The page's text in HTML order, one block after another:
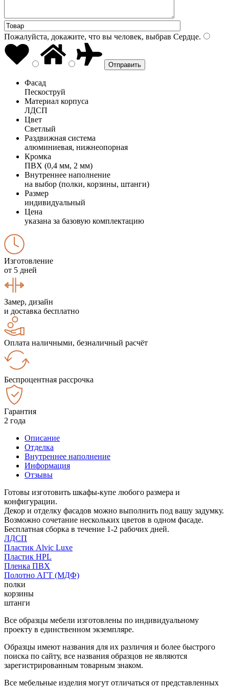
Пожалуйста, докажите, что вы человек, выбрав Сердце.
Фасад
Пескоструй
Материал корпуса
ЛДСП
Цвет
Светлый
Раздвижная система
алюминиевая, нижнеопорная
Кромка
ПВХ (0,4 мм, 2 мм)
Внутреннее наполнение
на выбор (полки, корзины, штанги)
Размер
индивидуальный
Цена
указана за базовую комплектацию
Изготовление
от 5 дней
Замер, дизайн
и доставка бесплатно
Оплата наличными, безналичный расчёт
Беспроцентная рассрочка
Гарантия
2 года
Описание
Отделка
Внутреннее наполнение
Информация
Отзывы
Готовы изготовить шкафы-купе любого размера и
конфигурации.
Декор и отделку фасадов можно выполнить под вашу задумку.
Возможно сочетание нескольких цветов в одном фасаде.
Бесплатная сборка в течение 1-2 рабочих дней.
ЛДСП
Пластик Alvic Luxe
Пластик HPL
Пленка ПВХ
Полотно АГТ (МДФ)
полки
корзины
штанги
Все образцы мебели изготовлены по индивидуальному
проекту в единственном экземпляре.
Образцы имеют названия для их различия и более быстрого
поиска по сайту, все названия образцов не являются
зарегистрированным товарным знаком.
Все мебельные изделия могут отличаться от представленных